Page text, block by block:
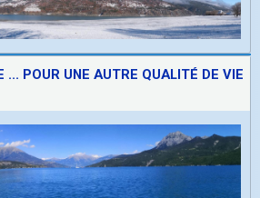
... POUR UNE AUTRE QUALITÉ DE VIE